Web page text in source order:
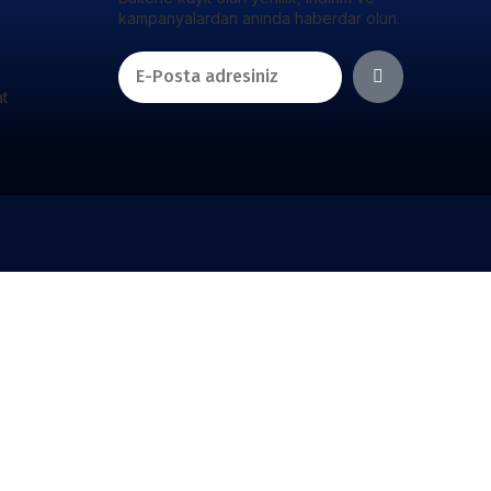
kampanyalardan anında haberdar olun.